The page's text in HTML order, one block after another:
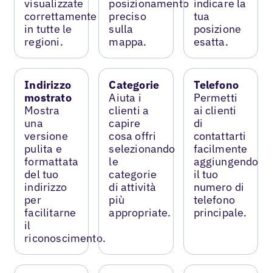
visualizzate
correttamente
in tutte le
regioni.
posizionamento
preciso
sulla
mappa.
indicare la
tua
posizione
esatta.
Indirizzo
mostrato
Mostra
una
versione
pulita e
formattata
del tuo
indirizzo
per
facilitarne
il
riconoscimento.
Categorie
Aiuta i
clienti a
capire
cosa offri
selezionando
le
categorie
di attività
più
appropriate.
Telefono
Permetti
ai clienti
di
contattarti
facilmente
aggiungendo
il tuo
numero di
telefono
principale.